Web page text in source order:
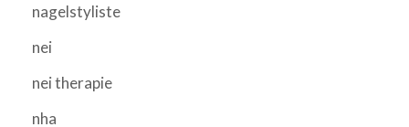
nagelstyliste
nei
nei therapie
nha